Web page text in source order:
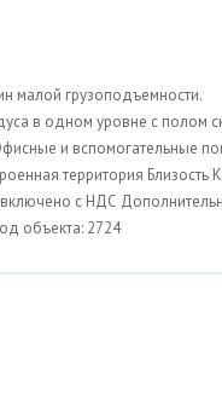
малой грузоподъемности.
в одном уровне с
и вспомогательные
территория Близость
с НДС
объекта: 2724